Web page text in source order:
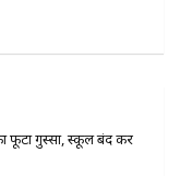
फूटा गुस्सा, स्कूल बंद कर